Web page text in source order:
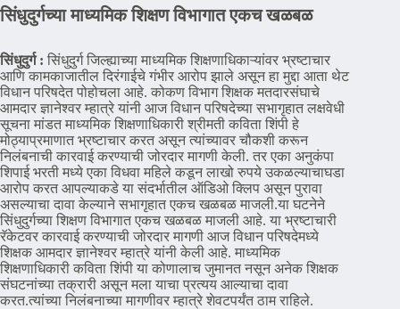
सिंधुदुर्गच्या माध्यमिक शिक्षण विभागात एकच खळबळ
सिंधुदुर्ग : सिंधुदुर्ग जिल्ह्याच्या माध्यमिक शिक्षणाधिकाऱ्यांवर भ्रष्टाचार
आणि कामकाजातील दिरंगाईचे गंभीर आरोप झाले असून हा मुद्दा आता थेट
विधान परिषदेत पोहोचला आहे. कोकण विभाग शिक्षक मतदारसंघाचे
आमदार ज्ञानेश्वर म्हात्रे यांनी आज विधान परिषदेच्या सभागृहात लक्षवेधी
सूचना मांडत माध्यमिक शिक्षणाधिकारी श्रीमती कविता शिंपी हे
मोठ्याप्रमाणात भ्रष्टाचार करत असून त्यांच्यावर चौकशी करून
निलंबनाची कारवाई करण्याची जोरदार मागणी केली. तर एका अनुकंपा
शिपाई भरती मध्ये एका विधवा महिले कडून लाखो रुपये उकळल्याचाघडा
आरोप करत आपल्याकडे या संदर्भातील ऑडिओ क्लिप असून पुरावा
असल्याचा दावा केल्याने सभागृहात एकच खळबळ माजली.या घटनेने
सिंधुदुर्गच्या शिक्षण विभागात एकच खळबळ माजली आहे. या भ्रष्टाचारी
रॅकेटवर कारवाई करण्याची जोरदार मागणी आज विधान परिषदेमध्ये
शिक्षक आमदार ज्ञानेश्वर म्हात्रे यांनी केली आहे. माध्यमिक
शिक्षणाधिकारी कविता शिंपी या कोणालाच जुमानत नसून अनेक शिक्षक
संघटनांच्या तक्रारी असून मला याचा प्रत्यय आल्याचा दावा
करत.त्यांच्या निलंबनाच्या मागणीवर म्हात्रे शेवटपर्यंत ठाम राहिले.